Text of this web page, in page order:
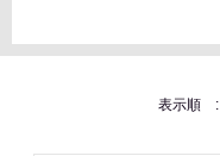
表示順 :